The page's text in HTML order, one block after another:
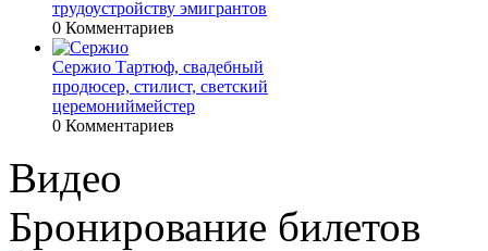
трудоустройству эмигрантов
0 Комментариев
Сержио Тартюф, свадебный
продюсер, стилист, светский
церемониймейстер
0 Комментариев
Видео
Бронирование билетов